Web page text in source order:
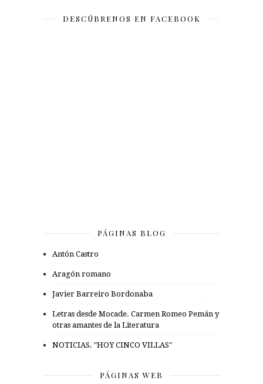
DESCÚBRENOS EN FACEBOOK
PÁGINAS BLOG
Antón Castro
Aragón romano
Javier Barreiro Bordonaba
Letras desde Mocade. Carmen Romeo Pemán y
otras amantes de la Literatura
NOTICIAS. "HOY CINCO VILLAS"
PÁGINAS WEB